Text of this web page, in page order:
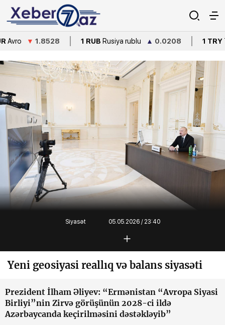
1.8528 1 RUB Rusiya rublu ▲0.0208 1 TRY Türkiyə
Siyasət 05.05.2026 / 23:40
Yeni geosiyasi reallıq və balans siyasəti
Prezident İlham Əliyev: “Ermənistan “Avropa Siyasi
Birliyi”nin Zirvə görüşünün 2028-ci ildə
Azərbaycanda keçirilməsini dəstəkləyib”